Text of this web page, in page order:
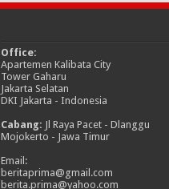
Office:
Apartemen Kalibata City
Tower Gaharu
Jakarta Selatan
DKI Jakarta - Indonesia
Cabang: Jl Raya Pacet - Dlanggu
Mojokerto - Jawa Timur
Email:
beritaprima@gmail.com
berita.prima@yahoo.com